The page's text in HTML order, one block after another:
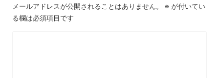
メールアドレスが公開されることはありません。 ※ が付いてい
る欄は必須項目です